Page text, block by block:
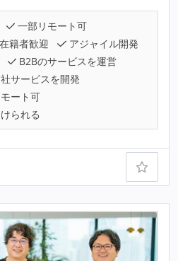
一部リモート可
籍者歓迎
アジャイル開発
B2Bのサービスを運営
サービスを開発
ート可
られる